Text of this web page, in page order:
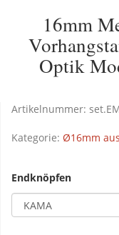
16mm
Optik
Artikelnummer:
Kategorie: Ø16mm
Endknöpfen